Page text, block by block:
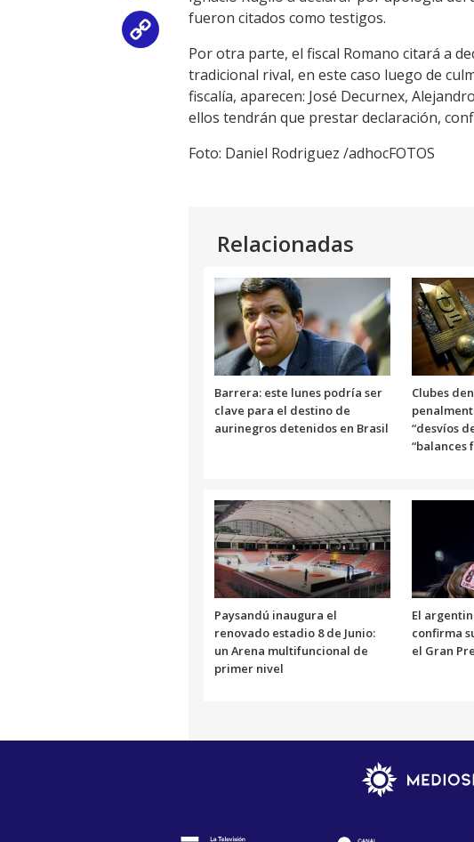
Link
fueron citados como testigos.
Por otra parte, el fiscal Romano citará a
tradicional rival, en este caso luego de
fiscalía, aparecen: José Decurnex,
ellos tendrán que prestar declaración,
Foto: Daniel Rodriguez /adhocFOTOS
Relacionadas
Barrera: este lunes podría ser
clave para el destino de
aurinegros detenidos en Brasil
Clubes
“desvíos
“balances
Paysandú inaugura el
renovado estadio 8 de Junio:
un Arena multifuncional de
primer nivel
El
confirma
el Gran